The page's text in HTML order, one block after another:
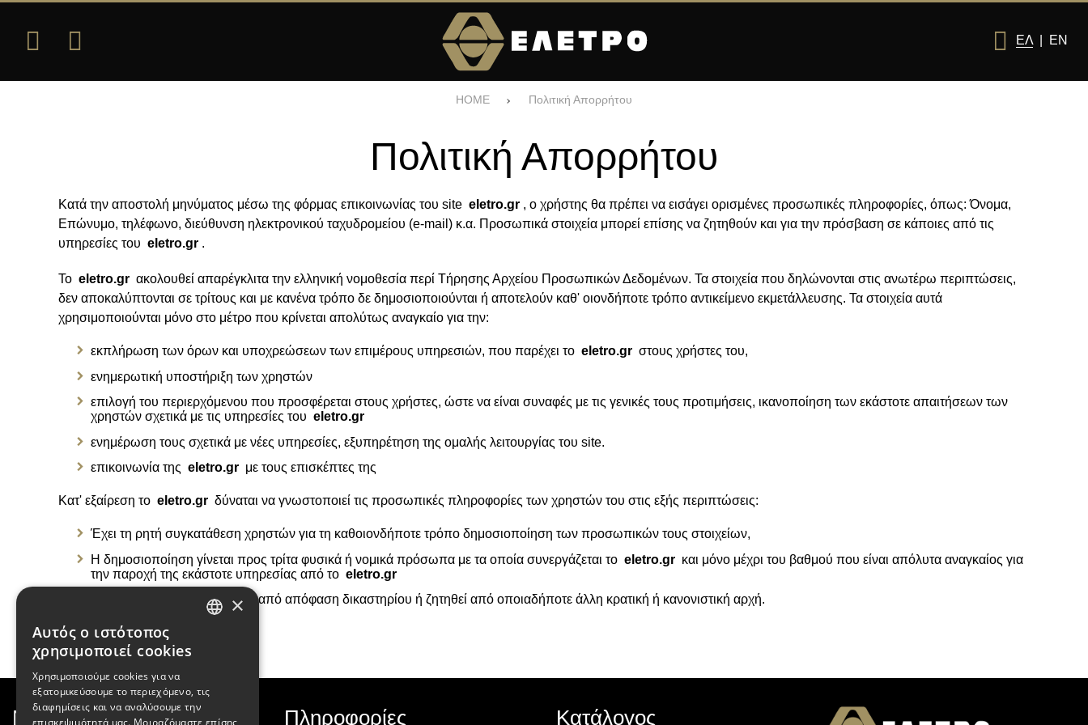
ΕΛ EN
HOME Πολιτική Απορρήτου
Πολιτική Απορρήτου
Κατά την αποστολή μηνύματος μέσω της φόρμας επικοινωνίας του site eletro.gr , ο χρήστης θα πρέπει να εισάγει ορισμένες προσωπικές πληροφορίες, όπως: Όνομα,
Επώνυμο, τηλέφωνο, διεύθυνση ηλεκτρονικού ταχυδρομείου (e-mail) κ.α. Προσωπικά στοιχεία μπορεί επίσης να ζητηθούν και για την πρόσβαση σε κάποιες από τις
υπηρεσίες του eletro.gr .
Το eletro.gr ακολουθεί απαρέγκλιτα την ελληνική νομοθεσία περί Τήρησης Αρχείου Προσωπικών Δεδομένων. Τα στοιχεία που δηλώνονται στις ανωτέρω περιπτώσεις,
δεν αποκαλύπτονται σε τρίτους και με κανένα τρόπο δε δημοσιοποιούνται ή αποτελούν καθ' οιονδήποτε τρόπο αντικείμενο εκμετάλλευσης. Τα στοιχεία αυτά
χρησιμοποιούνται μόνο στο μέτρο που κρίνεται απολύτως αναγκαίο για την:
εκπλήρωση των όρων και υποχρεώσεων των επιμέρους υπηρεσιών, που παρέχει το eletro.gr στους χρήστες του,
ενημερωτική υποστήριξη των χρηστών
επιλογή του περιερχόμενου που προσφέρεται στους χρήστες, ώστε να είναι συναφές με τις γενικές τους προτιμήσεις, ικανοποίηση των εκάστοτε απαιτήσεων των
χρηστών σχετικά με τις υπηρεσίες του eletro.gr
ενημέρωση τους σχετικά με νέες υπηρεσίες, εξυπηρέτηση της ομαλής λειτουργίας του site.
επικοινωνία της eletro.gr με τους επισκέπτες της
Κατ' εξαίρεση το eletro.gr δύναται να γνωστοποιεί τις προσωπικές πληροφορίες των χρηστών του στις εξής περιπτώσεις:
Έχει τη ρητή συγκατάθεση χρηστών για τη καθοιονδήποτε τρόπο δημοσιοποίηση των προσωπικών τους στοιχείων,
Η δημοσιοποίηση γίνεται προς τρίτα φυσικά ή νομικά πρόσωπα με τα οποία συνεργάζεται το eletro.gr και μόνο μέχρι του βαθμού που είναι απόλυτα αναγκαίος για
την παροχή της εκάστοτε υπηρεσίας από το eletro.gr
Εάν απαιτηθεί από τον νόμο, από απόφαση δικαστηρίου ή ζητηθεί από οποιαδήποτε άλλη κρατική ή κανονιστική αρχή.
Newsletter Πληροφορίες Κατάλογος
×
Αυτός ο ιστότοπος
χρησιμοποιεί cookies
Χρησιμοποιούμε cookies για να
εξατομικεύσουμε το περιεχόμενο, τις
διαφημίσεις και να αναλύσουμε την
επισκεψιμότητά μας. Μοιραζόμαστε επίσης